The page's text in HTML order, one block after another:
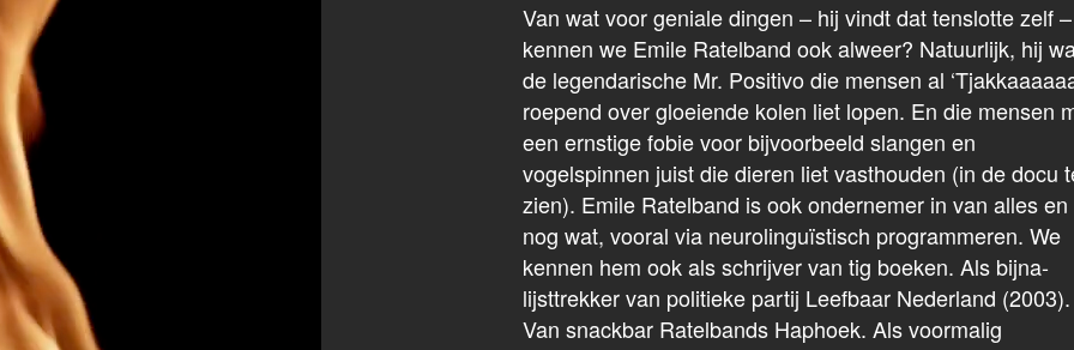
Van wat voor geniale dingen – hij vindt dat tenslotte zelf –
kennen we Emile Ratelband ook alweer? Natuurlijk, hij
de legendarische Mr. Positivo die mensen al
roepend over gloeiende kolen liet lopen. En die mensen
een ernstige fobie voor bijvoorbeeld slangen en
vogelspinnen juist die dieren liet vasthouden (in de docu
zien). Emile Ratelband is ook ondernemer in van alles en
nog wat, vooral via neurolinguïstisch programmeren. We
kennen hem ook als schrijver van tig boeken. Als bijna-
lijsttrekker van politieke partij Leefbaar Nederland (2003).
Van snackbar Ratelbands Haphoek. Als voormalig